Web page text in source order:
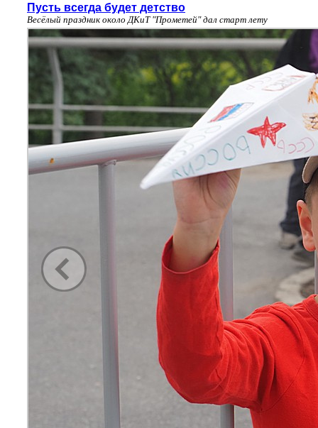
Пусть всегда будет детство
Весёлый праздник около ДКиТ "Прометей" дал старт лету